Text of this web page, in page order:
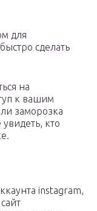
для
сделать
на
к вашим
заморозка
кто
instagram,